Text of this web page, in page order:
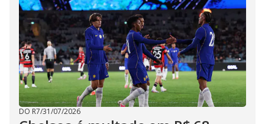
DO R7/31/07/2026